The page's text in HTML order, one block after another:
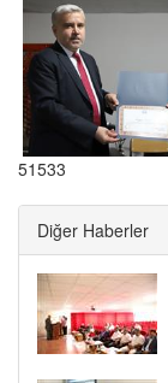
51533
Diğer Haberler